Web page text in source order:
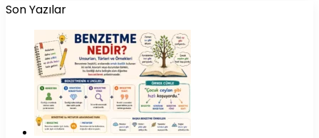
Son Yazılar